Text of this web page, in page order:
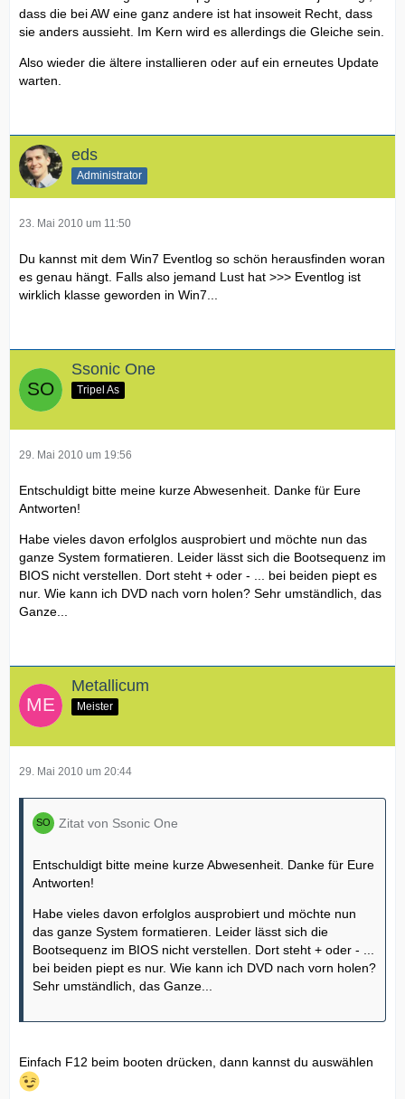
dass die bei AW eine ganz andere ist hat insoweit Recht, dass
sie anders aussieht. Im Kern wird es allerdings die Gleiche sein.
Also wieder die ältere installieren oder auf ein erneutes Update
warten.
eds
Administrator
23. Mai 2010 um 11:50
Du kannst mit dem Win7 Eventlog so schön herausfinden woran
es genau hängt. Falls also jemand Lust hat >>> Eventlog ist
wirklich klasse geworden in Win7...
Ssonic One
Tripel As
29. Mai 2010 um 19:56
Entschuldigt bitte meine kurze Abwesenheit. Danke für Eure
Antworten!
Habe vieles davon erfolglos ausprobiert und möchte nun das
ganze System formatieren. Leider lässt sich die Bootsequenz im
BIOS nicht verstellen. Dort steht + oder - ... bei beiden piept es
nur. Wie kann ich DVD nach vorn holen? Sehr umständlich, das
Ganze...
Metallicum
Meister
29. Mai 2010 um 20:44
Zitat von Ssonic One
Entschuldigt bitte meine kurze Abwesenheit. Danke für Eure
Antworten!
Habe vieles davon erfolglos ausprobiert und möchte nun
das ganze System formatieren. Leider lässt sich die
Bootsequenz im BIOS nicht verstellen. Dort steht + oder - ...
bei beiden piept es nur. Wie kann ich DVD nach vorn holen?
Sehr umständlich, das Ganze...
Einfach F12 beim booten drücken, dann kannst du auswählen